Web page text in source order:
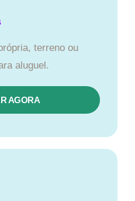
terreno ou
aluguel.
AGORA​